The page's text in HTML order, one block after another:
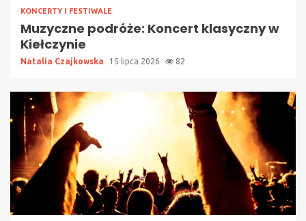
KONCERTY I FESTIWALE
Muzyczne podróże: Koncert klasyczny w
Kiełczynie
Natalia Czajkowska 15 lipca 2026 82